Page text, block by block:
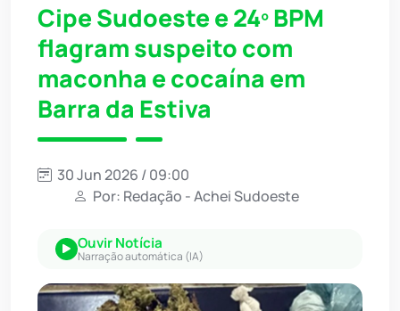
Cipe Sudoeste e 24º BPM
flagram suspeito com
maconha e cocaína em
Barra da Estiva
30 Jun 2026 / 09:00
Por: Redação - Achei Sudoeste
Ouvir Notícia
Narração automática (IA)